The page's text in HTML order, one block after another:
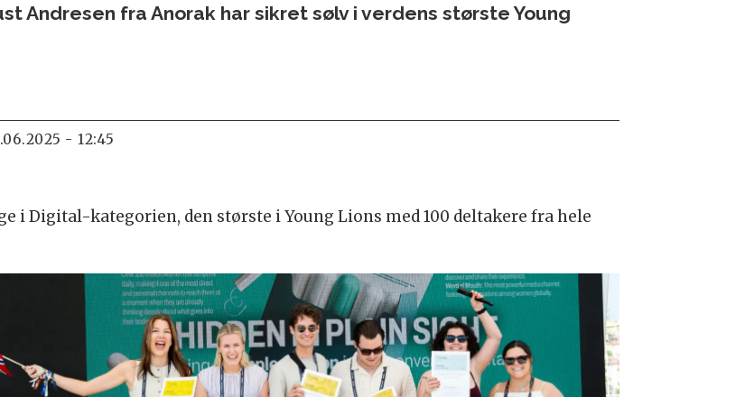
Andresen fra Anorak har sikret sølv i verdens største Young
- 12:45
i Digital-kategorien, den største i Young Lions med 100 deltakere fra hele